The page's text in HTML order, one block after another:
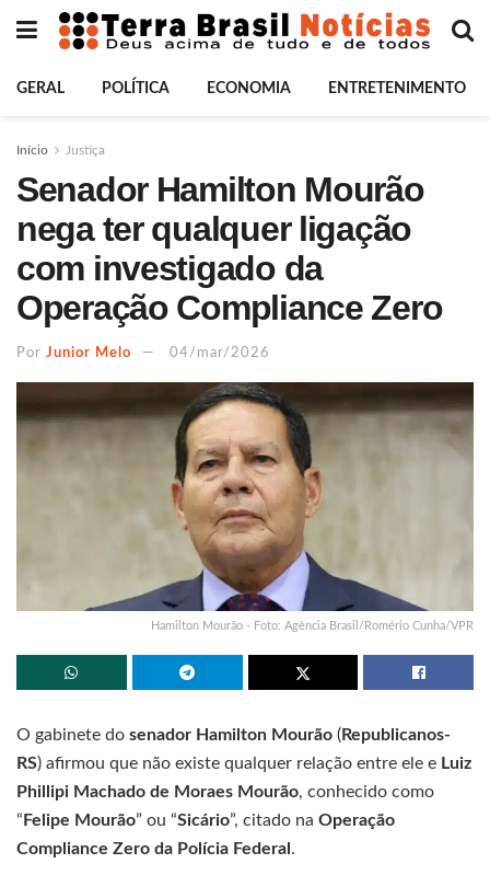
GERAL POLÍTICA ECONOMIA ENTRETENIMENTO
Início Justiça
Senador Hamilton Mourão
nega ter qualquer ligação
com investigado da
Operação Compliance Zero
Por Junior Melo 04/mar/2026
Hamilton Mourão - Foto: Agência Brasil/Romério Cunha/VPR
O gabinete do senador Hamilton Mourão (Republicanos-
RS) afirmou que não existe qualquer relação entre ele e Luiz
Phillipi Machado de Moraes Mourão, conhecido como
“ Felipe Mourão” ou “Sicário”, citado na Operação
Compliance Zero da Polícia Federal .